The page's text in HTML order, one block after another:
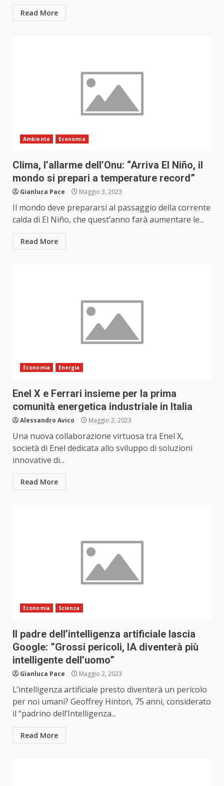
Read More
Ambiente Economia
Clima, l’allarme dell’Onu: “Arriva El Niño, il
mondo si prepari a temperature record”
Gianluca Pace Maggio 3, 2023
Il mondo deve prepararsi al passaggio della corrente
calda di El Niño, che quest’anno farà aumentare le...
Read More
Economia Energia
Enel X e Ferrari insieme per la prima
comunità energetica industriale in Italia
Alessandro Avico Maggio 2, 2023
Una nuova collaborazione virtuosa tra Enel X,
società di Enel dedicata allo sviluppo di soluzioni
innovative di...
Read More
Economia Scienza
Il padre dell’intelligenza artificiale lascia
Google: ”Grossi pericoli, IA diventerà più
intelligente dell’uomo”
Gianluca Pace Maggio 2, 2023
L’intelligenza artificiale presto diventerà un pericolo
per noi umani? Geoffrey Hinton, 75 anni, considerato
il “padrino dell’Intelligenza...
Read More